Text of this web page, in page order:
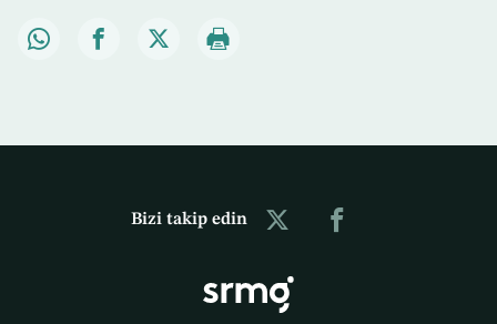
Bizi takip edin